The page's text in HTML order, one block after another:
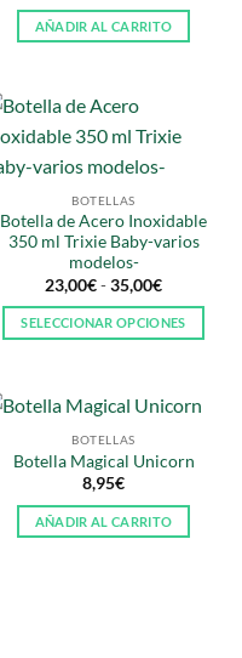
AÑADIR AL CARRITO
BOTELLAS
Botella de Acero Inoxidable
350 ml Trixie Baby-varios
modelos-
23,00€-35,00€Rango
precios:
desde
23,00€
SELECCIONAR OPCIONES
tiene
variantes.
Las
opciones
se
BOTELLAS
Botella Magical Unicorn
8,95€
AÑADIR AL CARRITO